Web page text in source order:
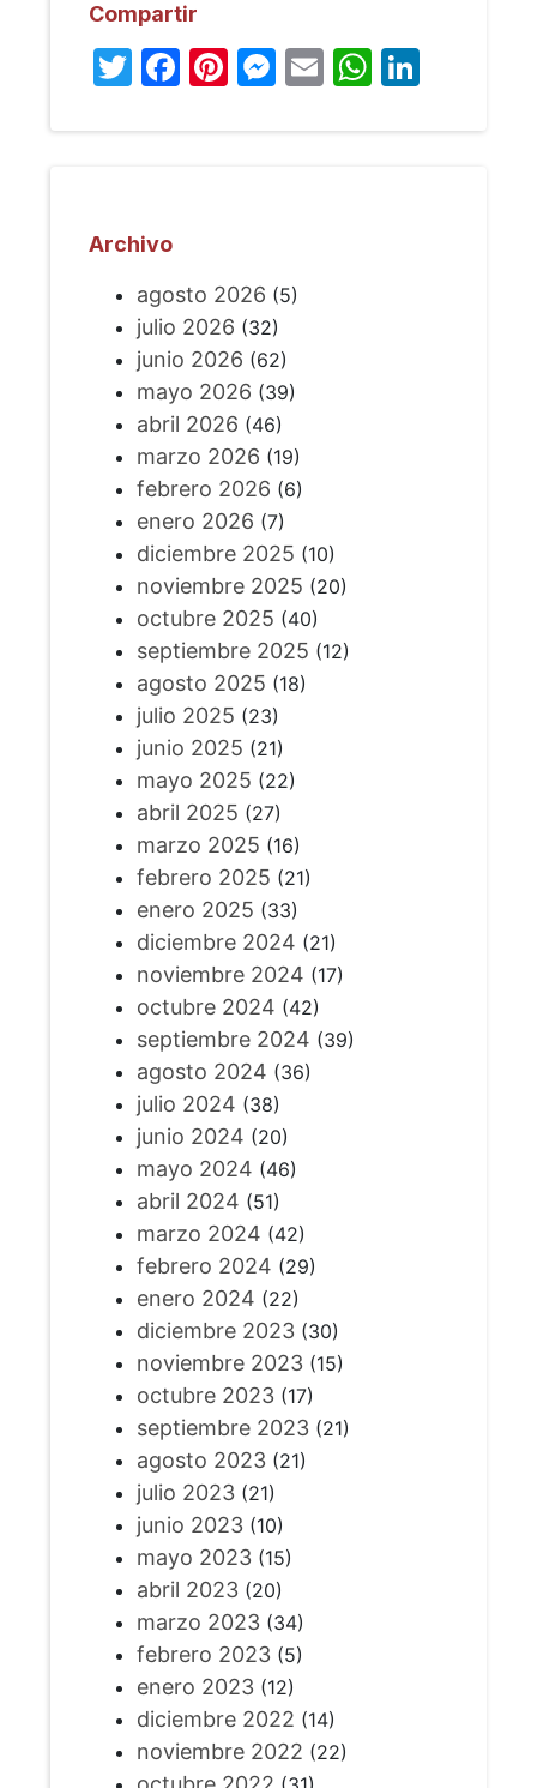
Compartir
Twitter
Facebook
Pinterest
Messenger
Email
Archivo
agosto 2026 (5)
julio 2026 (32)
junio 2026 (62)
mayo 2026 (39)
abril 2026 (46)
marzo 2026 (19)
febrero 2026 (6)
enero 2026 (7)
diciembre 2025 (10)
noviembre 2025 (20)
octubre 2025 (40)
septiembre 2025 (12)
agosto 2025 (18)
julio 2025 (23)
junio 2025 (21)
mayo 2025 (22)
abril 2025 (27)
marzo 2025 (16)
febrero 2025 (21)
enero 2025 (33)
diciembre 2024 (21)
noviembre 2024 (17)
octubre 2024 (42)
septiembre 2024 (39)
agosto 2024 (36)
julio 2024 (38)
junio 2024 (20)
mayo 2024 (46)
abril 2024 (51)
marzo 2024 (42)
febrero 2024 (29)
enero 2024 (22)
diciembre 2023(30)
noviembre 2023(15)
octubre 2023(17)
septiembre 2023(21)
agosto 2023(21)
julio 2023(21)
junio 2023(10)
mayo 2023(15)
abril 2023(20)
marzo 2023(34)
febrero 2023(5)
enero 2023(12)
diciembre 2022 (14)
noviembre 2022 (22)